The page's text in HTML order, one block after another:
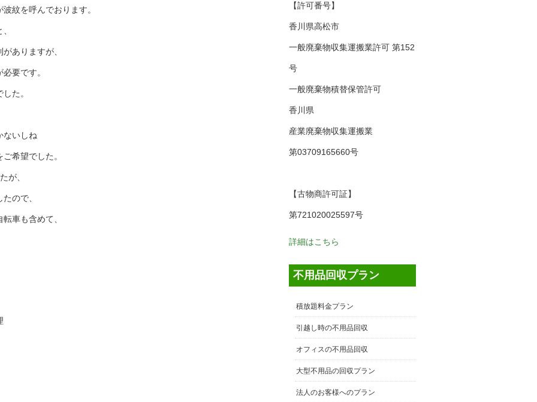
紋を呼んでおります。
ありますが、
要です。
た。
ないしね
希望でした。
が、
ので、
車も含めて、
【許可番号】
香川県高松市
一般廃棄物収集運搬業許可 第152
号
一般廃棄物積替保管許可
香川県
産業廃棄物収集運搬業
第03709165660号
【古物商許可証】
第721020025597号
詳細はこちら
不用品回収プラン
積放題料金プラン
引越し時の不用品回収
オフィスの不用品回収
大型不用品の回収プラン
法人のお客様へのプラン